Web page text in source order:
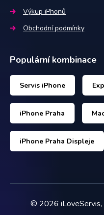
Výkup iPhonů
Obchodní podmínky
Populární kombinace
Servis iPhone
iPhone Praha
iPhone Praha Displeje
© 2026 iLoveServis,